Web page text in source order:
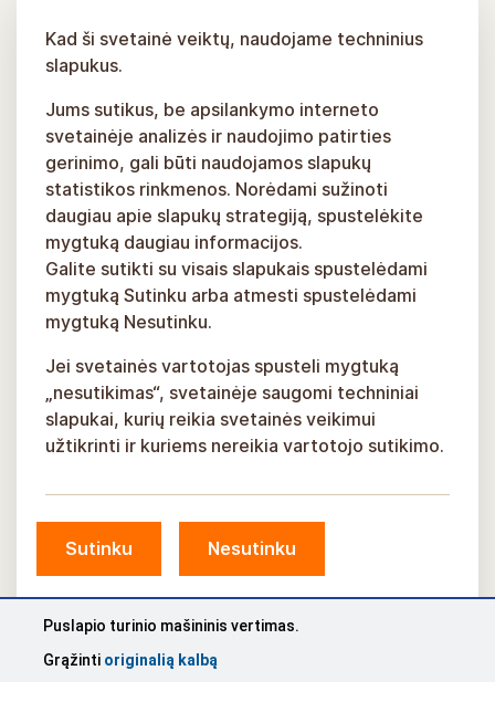
SukūrėKOSMODROMAS
Kad ši svetainė veiktų, naudojame techninius
slapukus.
Jums sutikus, be apsilankymo interneto
svetainėje analizės ir naudojimo patirties
gerinimo, gali būti naudojamos slapukų
statistikos rinkmenos. Norėdami sužinoti
daugiau apie slapukų strategiją, spustelėkite
mygtuką daugiau informacijos.
Galite sutikti su visais slapukais spustelėdami
mygtuką Sutinku arba atmesti spustelėdami
mygtuką Nesutinku.
Jei svetainės vartotojas spusteli mygtuką
„nesutikimas“, svetainėje saugomi techniniai
slapukai, kurių reikia svetainės veikimui
užtikrinti ir kuriems nereikia vartotojo sutikimo.
Sutinku Nesutinku
Puslapio turinio mašininis vertimas.
Grąžinti originalią kalbą